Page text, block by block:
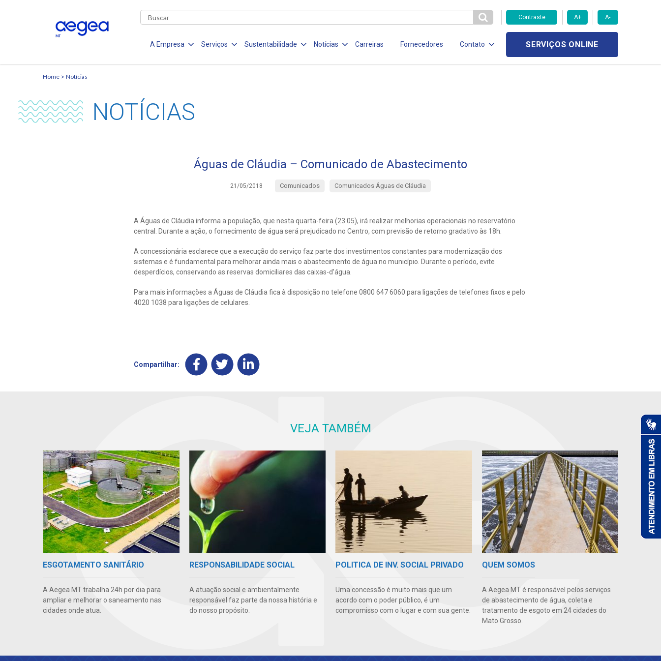
Contraste A+ A-
A Empresa Serviços Sustentabilidade Notícias Carreiras Fornecedores Contato SERVIÇOS ONLINE
Home Notícias
NOTÍCIAS
Águas de Cláudia – Comunicado de Abastecimento
21/05/2018 Comunicados Comunicados Águas de Cláudia
A Águas de Cláudia informa a população, que nesta quarta-feira (23.05), irá realizar melhorias operacionais no reservatório
central. Durante a ação, o fornecimento de água será prejudicado no Centro, com previsão de retorno gradativo às 18h.
A concessionária esclarece que a execução do serviço faz parte dos investimentos constantes para modernização dos
sistemas e é fundamental para melhorar ainda mais o abastecimento de água no município. Durante o período, evite
desperdícios, conservando as reservas domiciliares das caixas-d’água.
Para mais informações a Águas de Cláudia fica à disposição no telefone 0800 647 6060 para ligações de telefones fixos e pelo
4020 1038 para ligações de celulares.
Compartilhar:
VEJA TAMBÉM
ESGOTAMENTO SANITÁRIO
A Aegea MT trabalha 24h por dia para
ampliar e melhorar o saneamento nas
cidades onde atua.
RESPONSABILIDADE SOCIAL
A atuação social e ambientalmente
responsável faz parte da nossa história e
do nosso propósito.
POLITICA DE INV. SOCIAL PRIVADO
Uma concessão é muito mais que um
acordo com o poder público, é um
compromisso com o lugar e com sua gente.
QUEM SOMOS
A Aegea MT é responsável pelos serviços
de abastecimento de água, coleta e
tratamento de esgoto em 24 cidades do
Mato Grosso.